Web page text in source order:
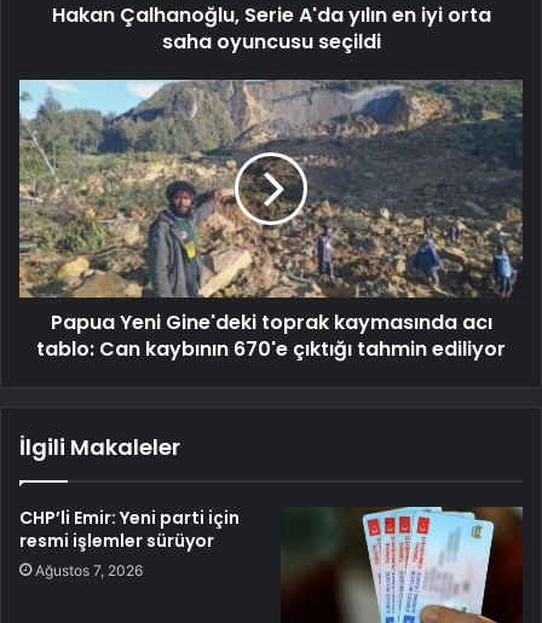
Hakan Çalhanoğlu, Serie A'da yılın en iyi orta
saha oyuncusu seçildi
Papua Yeni Gine'deki toprak kaymasında acı
tablo: Can kaybının 670'e çıktığı tahmin ediliyor
İlgili Makaleler
CHP’li Emir: Yeni parti için
resmi işlemler sürüyor
Ağustos 7, 2026